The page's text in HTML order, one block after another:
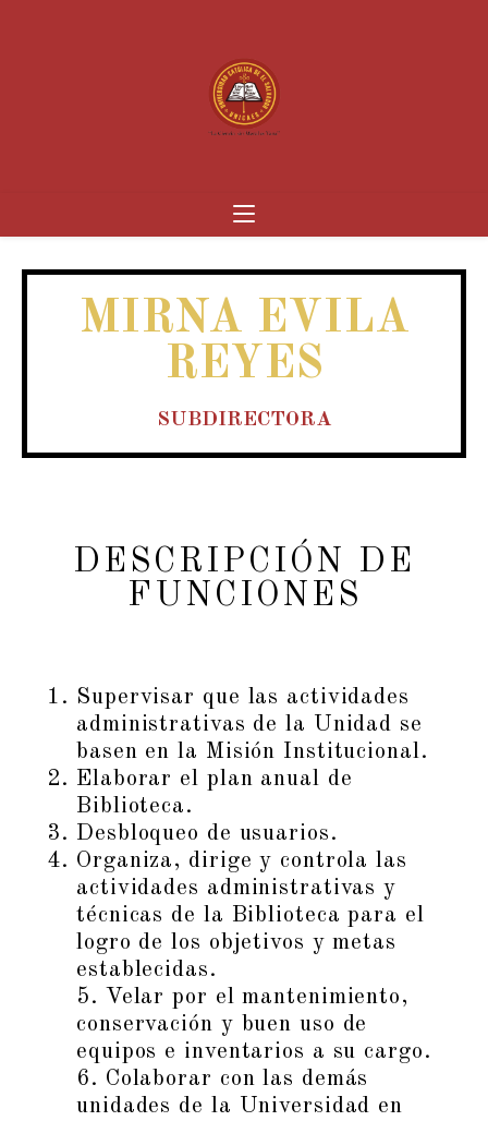
MIRNA EVILA
REYES
SUBDIRECTORA
DESCRIPCIÓN DE
FUNCIONES
Supervisar que las actividades
administrativas de la Unidad se
basen en la Misión Institucional.
Elaborar el plan anual de
Biblioteca.
Desbloqueo de usuarios.
Organiza, dirige y controla las
actividades administrativas y
técnicas de la Biblioteca para el
logro de los objetivos y metas
establecidas.
5. Velar por el mantenimiento,
conservación y buen uso de
equipos e inventarios a su cargo.
6. Colaborar con las demás
unidades de la Universidad en